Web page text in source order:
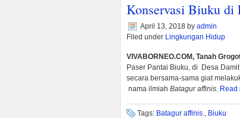
Konservasi Biuku di
April 13, 2018 by admin
Filed under Lingkungan Hidup
VIVABORNEO.COM, Tanah
Paser Pantai Biuku, di Desa
secara bersama-sama giat
nama ilmiah Batagur affinis. Read
Tags: Batagur affinis., Biuku